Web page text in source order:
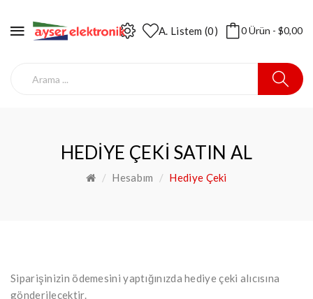
A. Listem (0) 0 Ürün - $0,00
HEDIYE ÇEKI SATIN AL
Hesabım Hediye Çeki
Siparişinizin ödemesini yaptığınızda hediye çeki alıcısına
gönderilecektir.